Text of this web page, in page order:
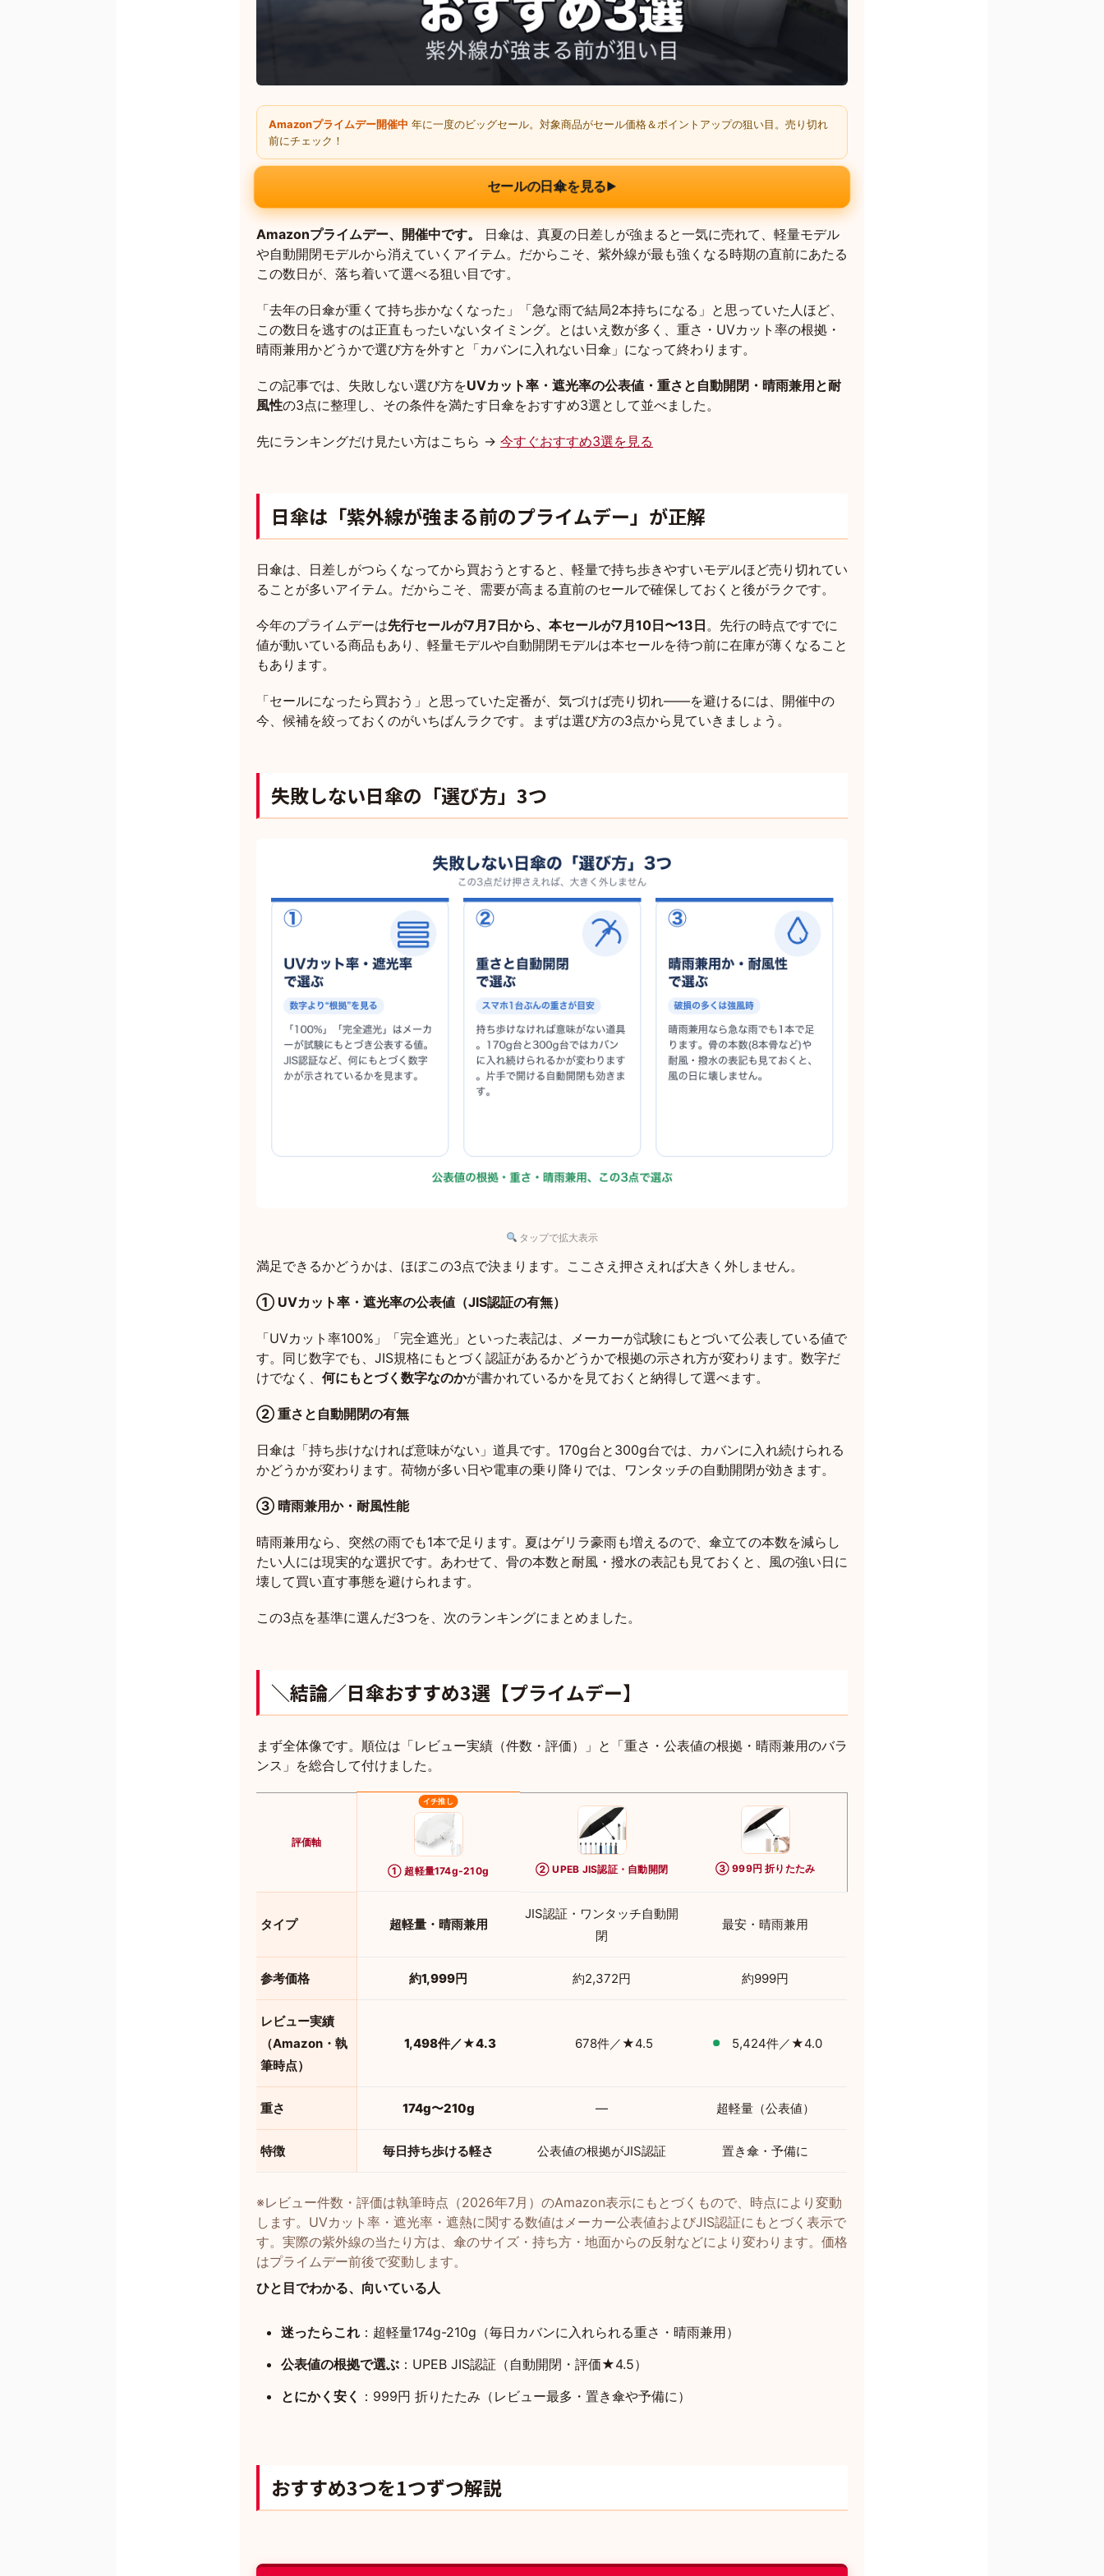
Amazonプライムデー開催中 年に一度のビッグセール。対象商品がセール価格＆ポイントアップの狙い目。売り切れ
前にチェック！
セールの日傘を見る▶
Amazonプライムデー、開催中です。
日傘は、真夏の日差しが強まると一気に売れて、軽量モデル
や自動開閉モデルから消えていくアイテム。だからこそ、紫外線が最も強くなる時期の直前にあたる
この数日が、落ち着いて選べる狙い目です。
「去年の日傘が重くて持ち歩かなくなった」「急な雨で結局2本持ちになる」と思っていた人ほど、
この数日を逃すのは正直もったいないタイミング。とはいえ数が多く、重さ・UVカット率の根拠・
晴雨兼用かどうかで選び方を外すと「カバンに入れない日傘」になって終わります。
この記事では、失敗しない選び方をUVカット率・遮光率の公表値・重さと自動開閉・晴雨兼用と耐
風性の3点に整理し、その条件を満たす日傘をおすすめ3選として並べました。
先にランキングだけ見たい方はこちら → 今すぐおすすめ3選を見る
日傘は「紫外線が強まる前のプライムデー」が正解
日傘は、日差しがつらくなってから買おうとすると、軽量で持ち歩きやすいモデルほど売り切れてい
ることが多いアイテム。だからこそ、需要が高まる直前のセールで確保しておくと後がラクです。
今年のプライムデーは先行セールが7月7日から、本セールが7月10日〜13日。先行の時点ですでに
値が動いている商品もあり、軽量モデルや自動開閉モデルは本セールを待つ前に在庫が薄くなること
もあります。
「セールになったら買おう」と思っていた定番が、気づけば売り切れ——を避けるには、開催中の
今、候補を絞っておくのがいちばんラクです。まずは選び方の3点から見ていきましょう。
失敗しない日傘の「選び方」3つ
タップで拡大表示
満足できるかどうかは、ほぼこの3点で決まります。ここさえ押さえれば大きく外しません。
① UVカット率・遮光率の公表値（JIS認証の有無）
「UVカット率100%」「完全遮光」といった表記は、メーカーが試験にもとづいて公表している値で
す。同じ数字でも、JIS規格にもとづく認証があるかどうかで根拠の示され方が変わります。数字だ
けでなく、 何にもとづく数字なのかが書かれているかを見ておくと納得して選べます。
② 重さと自動開閉の有無
日傘は「持ち歩けなければ意味がない」道具です。170g台と300g台では、カバンに入れ続けられる
かどうかが変わります。荷物が多い日や電車の乗り降りでは、ワンタッチの自動開閉が効きます。
③ 晴雨兼用か・耐風性能
晴雨兼用なら、突然の雨でも1本で足ります。夏はゲリラ豪雨も増えるので、傘立ての本数を減らし
たい人には現実的な選択です。あわせて、骨の本数と耐風・撥水の表記も見ておくと、風の強い日に
壊して買い直す事態を避けられます。
この3点を基準に選んだ3つを、次のランキングにまとめました。
＼結論／日傘おすすめ3選【プライムデー】
まず全体像です。順位は「レビュー実績（件数・評価）」と「重さ・公表値の根拠・晴雨兼用のバラ
ンス」を総合して付けました。
評価軸
① 超軽量174g-210g ② UPEB JIS認証・自動開閉 ③ 999円 折りたたみ
タイプ 超軽量・晴雨兼用
JIS認証・ワンタッチ自動開
閉
最安・晴雨兼用
参考価格 約1,999円 約2,372円 約999円
レビュー実績
（Amazon・執
筆時点）
1,498件／★4.3 678件／★4.5 5,424件／★4.0
重さ 174g〜210g — 超軽量（公表値）
特徴 毎日持ち歩ける軽さ 公表値の根拠がJIS認証 置き傘・予備に
※レビュー件数・評価は執筆時点（2026年7月）のAmazon表示にもとづくもので、時点により変動
します。UVカット率・遮光率・遮熱に関する数値はメーカー公表値およびJIS認証にもとづく表示で
す。実際の紫外線の当たり方は、傘のサイズ・持ち方・地面からの反射などにより変わります。価格
はプライムデー前後で変動します。
ひと目でわかる、向いている人
迷ったらこれ ：超軽量174g-210g（毎日カバンに入れられる重さ・晴雨兼用）
公表値の根拠で選ぶ ：UPEB JIS認証（自動開閉・評価★4.5）
とにかく安く ：999円 折りたたみ（レビュー最多・置き傘や予備に）
おすすめ3つを1つずつ解説